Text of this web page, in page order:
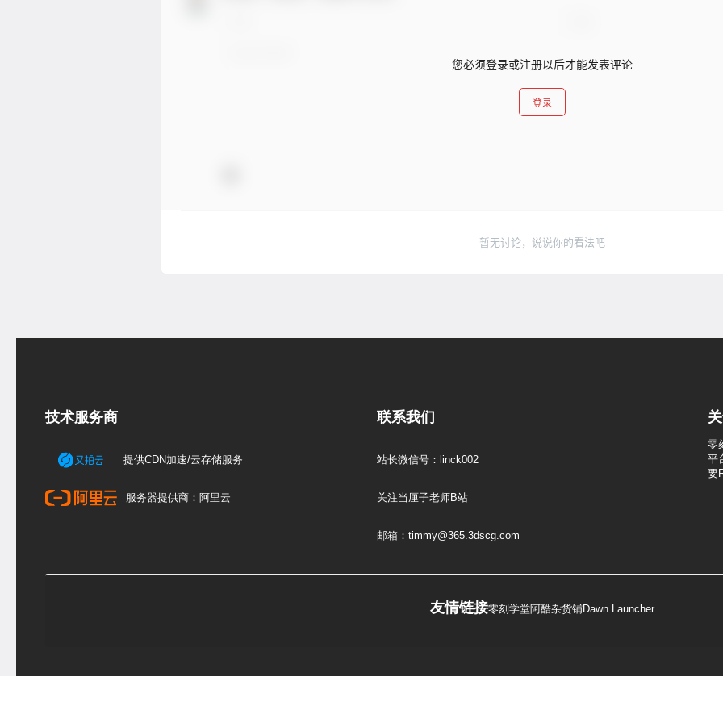
您必须登录或注册以后才能发表评论
登录
暂无讨论，说说你的看法吧
技术服务商
提供CDN加速/云存储服务
服务器提供商：阿里云
联系我们
站长微信号：linck002
关注当厘子老师B站
邮箱：timmy@365.3dscg.com
零
平
要
友情链接零刻学堂阿酷杂货铺Dawn Launcher